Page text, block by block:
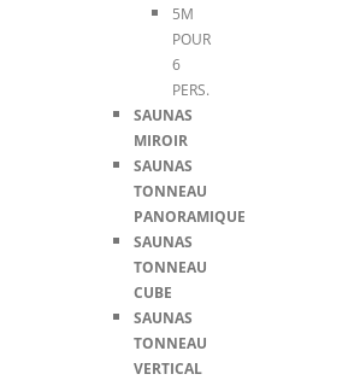
5M
POUR
6
PERS.
SAUNAS
MIROIR
SAUNAS
TONNEAU
PANORAMIQUE
SAUNAS
TONNEAU
CUBE
SAUNAS
TONNEAU
VERTICAL